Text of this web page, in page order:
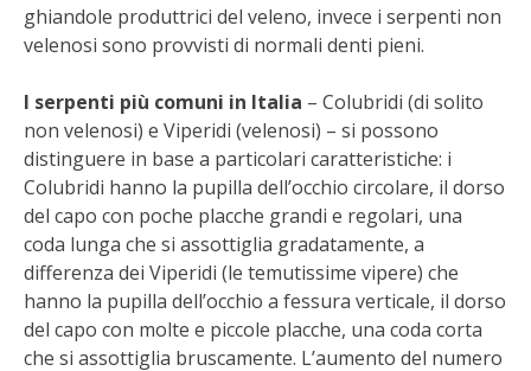
SCONTI NOVEMBRE
HUSQVARNA
ZAPI GARDEN
BENZA
ORTO BIO – TECNICHE DI COLTIVAZIONE
ghiandole produttrici del veleno, invece i serpenti non
velenosi sono provvisti di normali denti pieni.
I serpenti più comuni in Italia – Colubridi (di solito
non velenosi) e Viperidi (velenosi) – si possono
distinguere in base a particolari caratteristiche: i
Colubridi hanno la pupilla dell’occhio circolare, il dorso
del capo con poche placche grandi e regolari, una
coda lunga che si assottiglia gradatamente, a
differenza dei Viperidi (le temutissime vipere) che
hanno la pupilla dell’occhio a fessura verticale, il dorso
del capo con molte e piccole placche, una coda corta
che si assottiglia bruscamente. L’aumento del numero